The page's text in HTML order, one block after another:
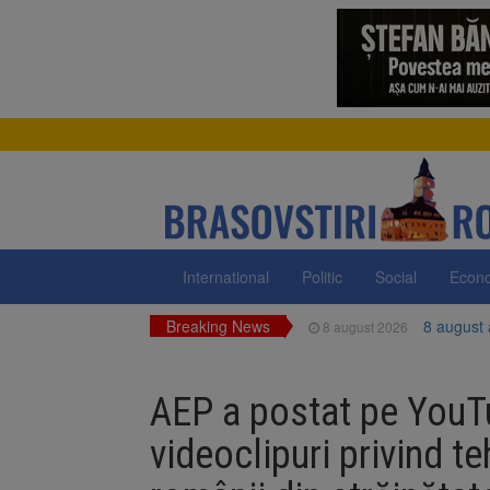
International Politic Social
Breaking News 8 august 2026 8 august
8 august 2026 Ungaria
8 august 2026
AEP a postat pe
videoclipuri privind